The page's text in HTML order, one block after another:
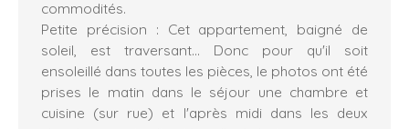
commodités.
Petite précision : Cet appartement, baigné de
soleil, est traversant... Donc pour qu'il soit
ensoleillé dans toutes les pièces, le photos ont été
prises le matin dans le séjour une chambre et
cuisine (sur rue) et l'après midi dans les deux